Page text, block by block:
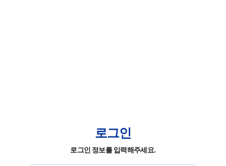
로그인
로그인 정보를 입력해주세요.